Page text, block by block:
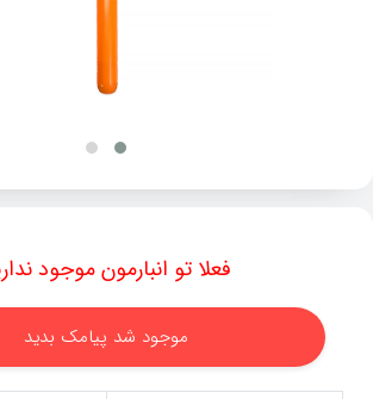
فعلا تو انبارمون موجود
موجود شد پیامک بدید